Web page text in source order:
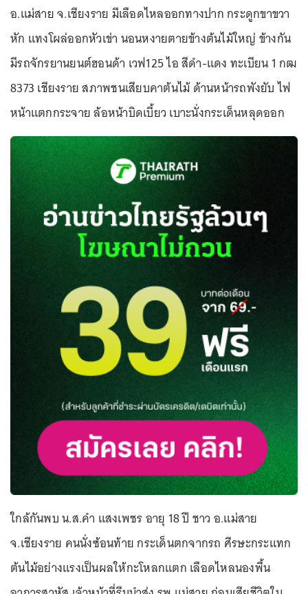
อ.แม่สาย จ.เชียงราย มีเลือดไหลออกทางปาก กระดูกขาขวา
หัก แทงโผล่ออกหัวเข่า นอนหงายตายข้างต้นไม้ใหญ่ ข้างกัน
มีรถจักรยานยนต์ฮอนด้า เวฟ125 ไอ สีดำ-แดง ทะเบียน 1 กฒ
8373 เชียงราย สภาพชนเสียบคาต้นไม้ ด้านหน้ารถพังยับ ไฟ
หน้าแตกกระจาย ล้อหน้าบิดเบี้ยว เบาะนั่งกระเด็นหลุดออก
ใกล้กันพบ น.ส.คำ แสงเพชร อายุ 18 ปี ชาว อ.แม่สาย
จ.เชียงราย คนนั่งซ้อนท้าย กระเด็นตกจากรถ ศีรษะกระแทก
ต้นไม้อย่างแรงเป็นผลให้กะโหลกแตก เลือดไหลนองพื้น